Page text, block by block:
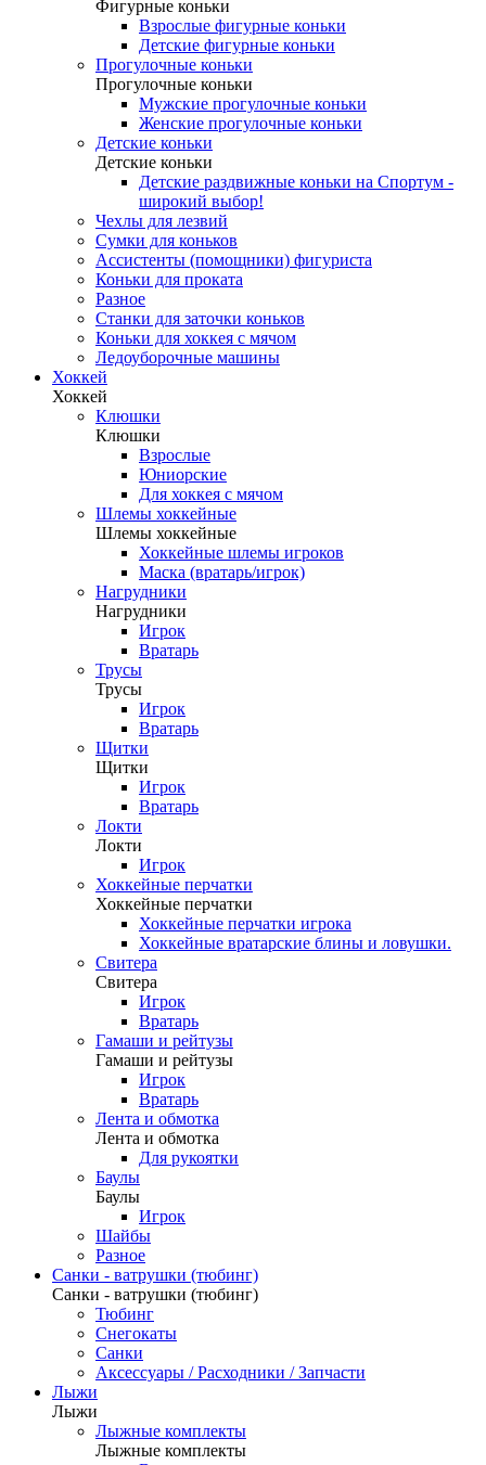
Фигурные коньки
Взрослые фигурные коньки
Детские фигурные коньки
Прогулочные коньки
Прогулочные коньки
Мужские прогулочные коньки
Женские прогулочные коньки
Детские коньки
Детские коньки
Детские раздвижные коньки на Спортум -
широкий выбор!
Чехлы для лезвий
Сумки для коньков
Ассистенты (помощники) фигуриста
Коньки для проката
Разное
Станки для заточки коньков
Коньки для хоккея с мячом
Ледоуборочные машины
Хоккей
Хоккей
Клюшки
Клюшки
Взрослые
Юниорские
Для хоккея с мячом
Шлемы хоккейные
Шлемы хоккейные
Хоккейные шлемы игроков
Маска (вратарь/игрок)
Нагрудники
Нагрудники
Игрок
Вратарь
Трусы
Трусы
Игрок
Вратарь
Щитки
Щитки
Игрок
Вратарь
Локти
Локти
Игрок
Хоккейные перчатки
Хоккейные перчатки
Хоккейные перчатки игрока
Хоккейные вратарские блины и ловушки.
Свитера
Свитера
Игрок
Вратарь
Гамаши и рейтузы
Гамаши и рейтузы
Игрок
Вратарь
Лента и обмотка
Лента и обмотка
Для рукоятки
Баулы
Баулы
Игрок
Шайбы
Разное
Санки - ватрушки (тюбинг)
Санки - ватрушки (тюбинг)
Тюбинг
Снегокаты
Санки
Аксессуары / Расходники / Запчасти
Лыжи
Лыжи
Лыжные комплекты
Лыжные комплекты